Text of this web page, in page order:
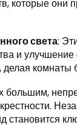
которые они
света:
и
делая
большим,
становится